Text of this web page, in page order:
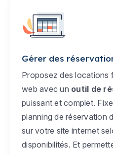
Gérer des
Proposez des locations
web avec un outil de
puissant et complet.
planning de réservation
sur votre site internet
disponibilités. Et